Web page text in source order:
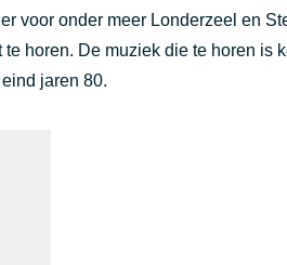
voor onder meer Londerzeel en
horen. De muziek die te horen is
jaren 80.